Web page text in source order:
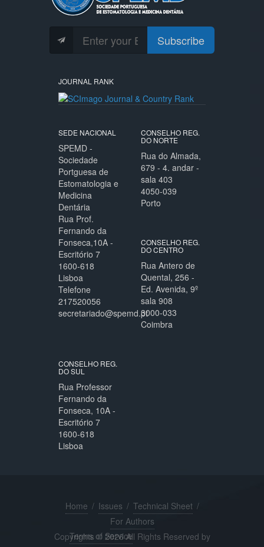
Subscribe
JOURNAL RANK
SEDE NACIONAL
SPEMD -
Sociedade
Portguesa de
Estomatologia e
Medicina
Dentária
Rua Prof.
Fernando da
Fonseca,10A -
Escritório 7
1600-618
Lisboa
Telefone
217520056
secretariado@spemd.pt
CONSELHO REG.
DO NORTE
Rua do Almada,
679 - 4. andar -
sala 403
4050-039
Porto
CONSELHO REG.
DO CENTRO
Rua Antero de
Quental, 256 -
Ed. Avenida, 9º
sala 908
3000-033
Coimbra
CONSELHO REG.
DO SUL
Rua Professor
Fernando da
Fonseca, 10A -
Escritório 7
1600-618
Lisboa
Home / Issues / Technical Sheet /
For Authors
Copyrights © 2026 All Rights Reserved by
Terms of Service